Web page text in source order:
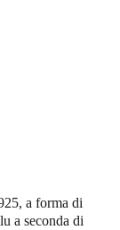
a forma di
a seconda di